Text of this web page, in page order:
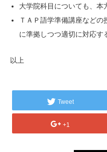
大学院科目についても、本
ＴＡＰ語学準備講座など
に準拠しつつ適切に対応す
以上
Tweet
+1